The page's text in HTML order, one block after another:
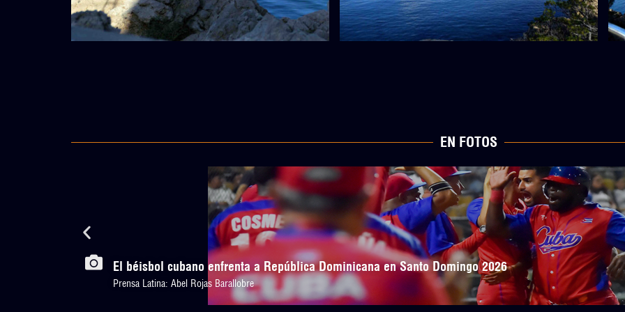
EN FOTOS
El béisbol cubano enfrenta a República Dominicana en Santo Domingo 2026
Prensa Latina: Abel Rojas Barallobre